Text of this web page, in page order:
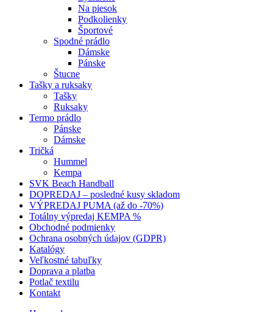
Na piesok
Podkolienky
Športové
Spodné prádlo
Dámske
Pánske
Štucne
Tašky a ruksaky
Tašky
Ruksaky
Termo prádlo
Pánske
Dámske
Tričká
Hummel
Kempa
SVK Beach Handball
DOPREDAJ – posledné kusy skladom
VÝPREDAJ PUMA (až do -70%)
Totálny výpredaj KEMPA %
Obchodné podmienky
Ochrana osobných údajov (GDPR)
Katalógy
Veľkostné tabuľky
Doprava a platba
Potlač textilu
Kontakt